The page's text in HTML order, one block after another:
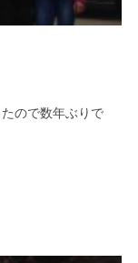
ので数年ぶりで